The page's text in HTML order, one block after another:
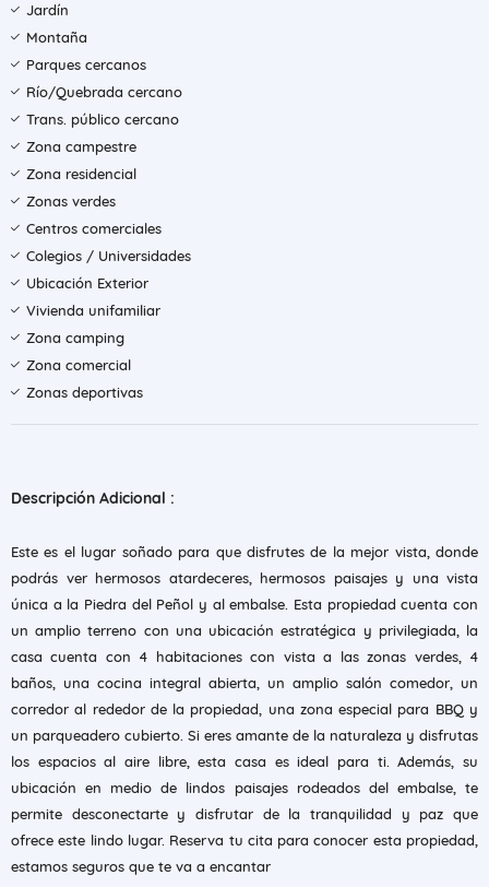
Jardín
Montaña
Parques cercanos
Río/Quebrada cercano
Trans. público cercano
Zona campestre
Zona residencial
Zonas verdes
Centros comerciales
Colegios / Universidades
Ubicación Exterior
Vivienda unifamiliar
Zona camping
Zona comercial
Zonas deportivas
Descripción Adicional :
Este es el lugar soñado para que disfrutes de la mejor vista, donde
podrás ver hermosos atardeceres, hermosos paisajes y una vista
única a la Piedra del Peñol y al embalse. Esta propiedad cuenta con
un amplio terreno con una ubicación estratégica y privilegiada, la
casa cuenta con 4 habitaciones con vista a las zonas verdes, 4
baños, una cocina integral abierta, un amplio salón comedor, un
corredor al rededor de la propiedad, una zona especial para BBQ y
un parqueadero cubierto. Si eres amante de la naturaleza y disfrutas
los espacios al aire libre, esta casa es ideal para ti. Además, su
ubicación en medio de lindos paisajes rodeados del embalse, te
permite desconectarte y disfrutar de la tranquilidad y paz que
ofrece este lindo lugar. Reserva tu cita para conocer esta propiedad,
estamos seguros que te va a encantar